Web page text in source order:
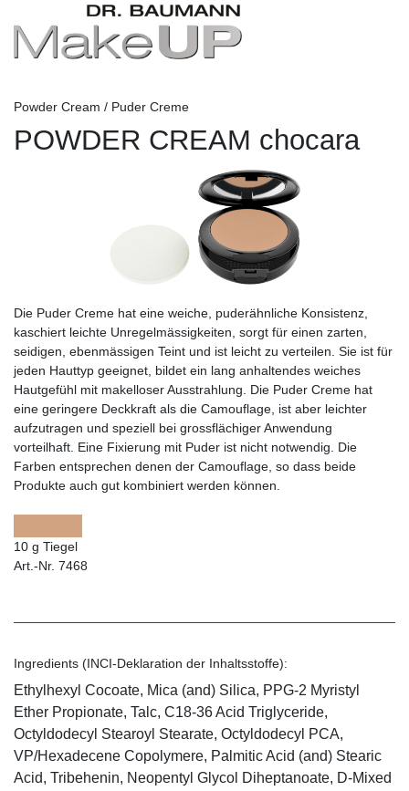
Powder Cream / Puder Creme
POWDER CREAM chocara
Die Puder Creme hat eine weiche, puderähnliche Konsistenz,
kaschiert leichte Unregelmässigkeiten, sorgt für einen zarten,
seidigen, ebenmässigen Teint und ist leicht zu verteilen. Sie ist für
jeden Hauttyp geeignet, bildet ein lang anhaltendes weiches
Hautgefühl mit makelloser Ausstrahlung. Die Puder Creme hat
eine geringere Deckkraft als die Camouflage, ist aber leichter
aufzutragen und speziell bei grossflächiger Anwendung
vorteilhaft. Eine Fixierung mit Puder ist nicht notwendig. Die
Farben entsprechen denen der Camouflage, so dass beide
Produkte auch gut kombiniert werden können.
10 g Tiegel
Art.-Nr. 7468
Ingredients (INCI-Deklaration der Inhaltsstoffe):
Ethylhexyl Cocoate, Mica (and) Silica, PPG-2 Myristyl
Ether Propionate, Talc, C18-36 Acid Triglyceride,
Octyldodecyl Stearoyl Stearate, Octyldodecyl PCA,
VP/Hexadecene Copolymere, Palmitic Acid (and) Stearic
Acid, Tribehenin, Neopentyl Glycol Diheptanoate, D-Mixed